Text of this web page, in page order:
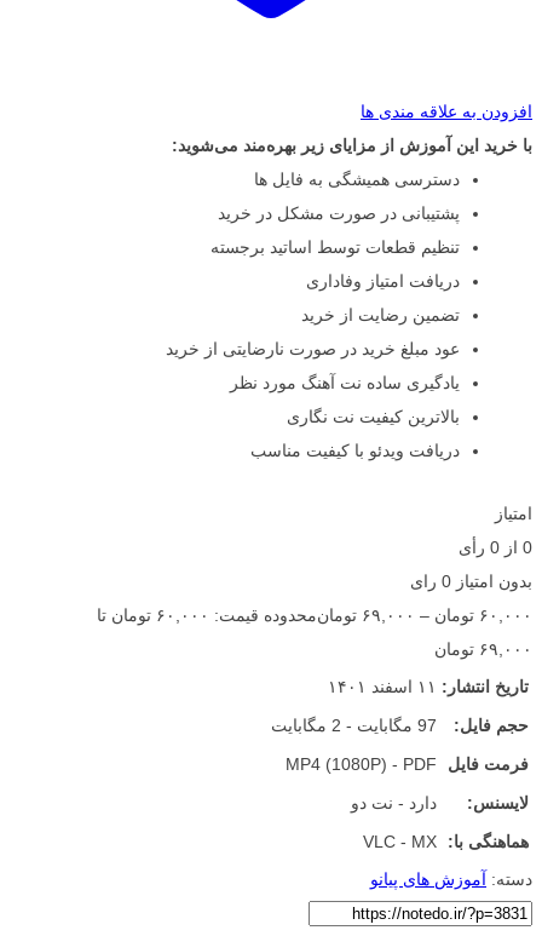
افزودن به علاقه مندی ها
با خرید این آموزش از مزایای زیر بهره‌مند می‌شوید:
دسترسی همیشگی به فایل ها
پشتیبانی در صورت مشکل در خرید
تنظیم قطعات توسط اساتید برجسته
دریافت امتیاز وفاداری
تضمین رضایت از خرید
عود مبلغ خرید در صورت نارضایتی از خرید
یادگیری ساده نت آهنگ مورد نظر
بالاترین کیفیت نت نگاری
دریافت ویدئو با کیفیت مناسب
امتیاز
0 از 0 رأی
بدون امتیاز 0 رای
۶۰,۰۰۰ تومان – ۶۹,۰۰۰ تومان
محدوده قیمت: ۶۰,۰۰۰ تومان تا
۶۹,۰۰۰ تومان
تاریخ انتشار: ۱۱ اسفند ۱۴۰۱
حجم فایل:
97 مگابایت - 2 مگابایت
فرمت فایل
MP4 (1080P) - PDF
لایسنس:
دارد - نت دو
هماهنگی با:
VLC - MX
دسته: آموزش های پیانو